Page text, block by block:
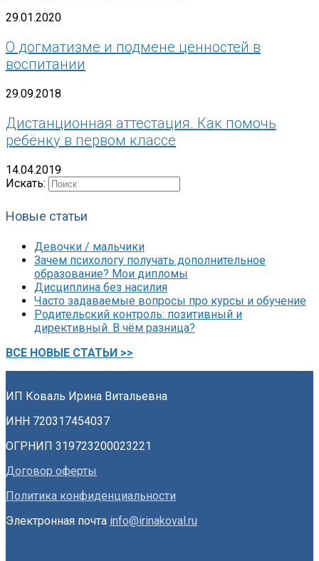
29.01.2020
О догматизме и подмене ценностей в
воспитании
29.09.2018
Дистанционная аттестация. Как помочь
ребёнку в первом классе
14.04.2019
Искать:
Новые статьи
Девочки / мальчики
Зачем психологу получать дополнительное
образование? Мои дипломы
Дисциплина без насилия
Часто задаваемые вопросы про курсы и обучение
Родительский контроль: позитивный и
директивный. В чём разница?
ВСЕ НОВЫЕ СТАТЬИ >>
ИП Коваль Ирина Витальевна
ИНН 720317454037
ОГРНИП 319723200023221
Договор оферты
Политика конфиденциальности
Электронная почта info@irinakoval.ru